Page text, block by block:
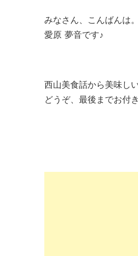
みなさん、こんばんは。
愛原 夢音です♪
西山美食話から美味し
どうぞ、最後までお付